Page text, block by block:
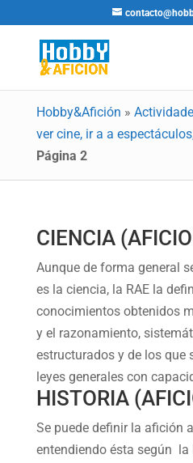
Hobby&Afición »
ver cine, ir a a
Página 2
CIENCIA
Aunque de forma general
es la ciencia, la RAE la
conocimientos obtenidos
y el razonamiento,
estructurados y de los que
leyes generales con
HISTORIA
Se puede definir la afición
entendiendo ésta según